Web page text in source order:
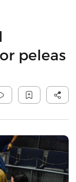
peleas